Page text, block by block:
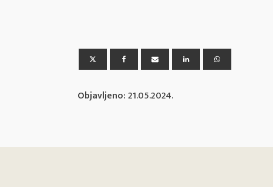
Objavljeno:21.05.2024.